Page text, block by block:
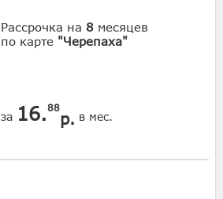
Рассрочка на 8 месяцев
по карте "Черепаха"
за 16.88
р. в мес.